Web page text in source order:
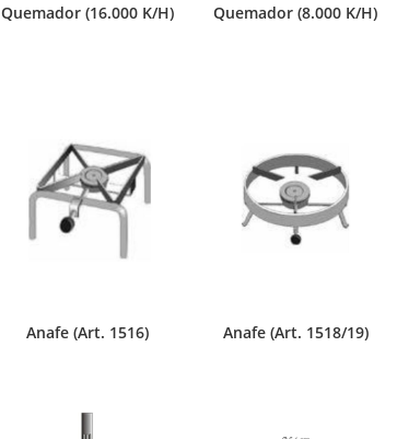
Quemador (16.000 K/H) Quemador (8.000 K/H)
Anafe (Art. 1516) Anafe (Art. 1518/19)